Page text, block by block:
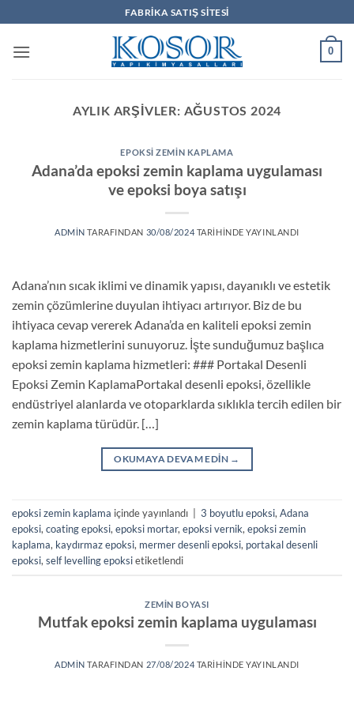
atla
FABRIKA SATIŞ SITESI
0
AYLIK ARŞIVLER: AĞUSTOS 2024
EPOKSI ZEMIN KAPLAMA
Adana’da epoksi zemin kaplama uygulaması
ve epoksi boya satışı
ADMIN TARAFINDAN 30/08/2024TARIHINDE YAYINLANDI
Adana’nın sıcak iklimi ve dinamik yapısı, dayanıklı ve estetik
zemin çözümlerine duyulan ihtiyacı artırıyor. Biz de bu
ihtiyaca cevap vererek Adana’da en kaliteli epoksi zemin
kaplama hizmetlerini sunuyoruz. İşte sunduğumuz başlıca
epoksi zemin kaplama hizmetleri: ### Portakal Desenli
Epoksi Zemin KaplamaPortakal desenli epoksi, özellikle
endüstriyel alanlarda ve otoparklarda sıklıkla tercih edilen bir
zemin kaplama türüdür. […]
OKUMAYA DEVAM EDIN →
epoksi zemin kaplama içinde yayınlandı 3 boyutlu epoksi, Adana
epoksi, coating epoksi, epoksi mortar, epoksi vernik, epoksi zemin
kaplama, kaydırmaz epoksi, mermer desenli epoksi, portakal desenli
epoksi, self levelling epoksietiketlendi
ZEMIN BOYASI
Mutfak epoksi zemin kaplama uygulaması
ADMIN TARAFINDAN 27/08/2024TARIHINDE YAYINLANDI